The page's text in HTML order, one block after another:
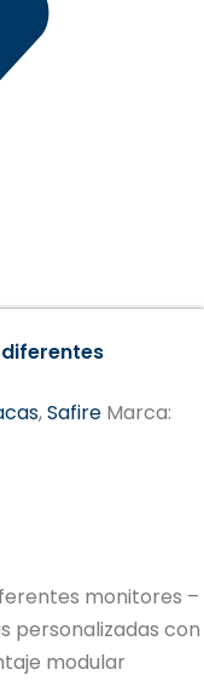
,Safire Marca:
monitores –
personalizadas con
modular